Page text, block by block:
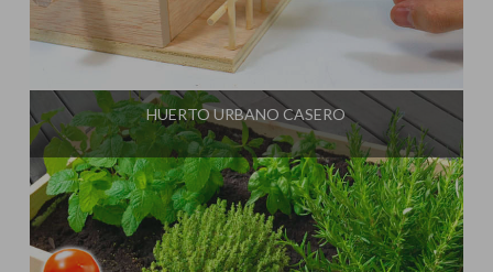
Influencer:Rincón Útil
HUERTO URBANO CASERO